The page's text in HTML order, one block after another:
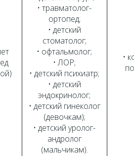
• травматолог-
ортопед;
• детский
стоматолог;
• офтальмолог;
• ЛОР;
• детский психиатр;
• детский
эндокринолог;
• детский гинеколог
(девочкам);
• детский уролог-
андролог
(мальчикам).
•